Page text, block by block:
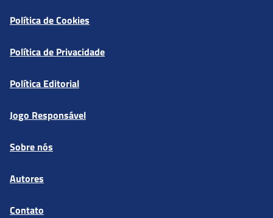
Política de Cookies
Política de Privacidade
Política Editorial
Jogo Responsável
Sobre nós
Autores
Contato